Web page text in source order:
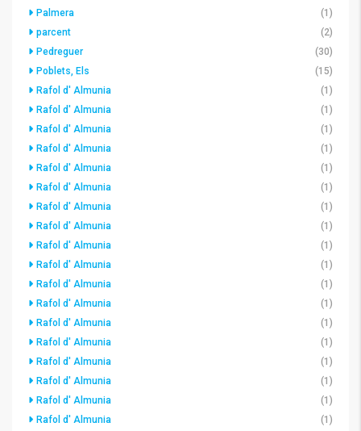
Palmera
(1)
parcent
(2)
Pedreguer
(30)
Poblets, Els
(15)
Rafol d' Almunia
(1)
Rafol d' Almunia
(1)
Rafol d' Almunia
(1)
Rafol d' Almunia
(1)
Rafol d' Almunia
(1)
Rafol d' Almunia
(1)
Rafol d' Almunia
(1)
Rafol d' Almunia
(1)
Rafol d' Almunia
(1)
Rafol d' Almunia
(1)
Rafol d' Almunia
(1)
Rafol d' Almunia
(1)
Rafol d' Almunia
(1)
Rafol d' Almunia
(1)
Rafol d' Almunia
(1)
Rafol d' Almunia
(1)
Rafol d' Almunia
(1)
Rafol d' Almunia
(1)